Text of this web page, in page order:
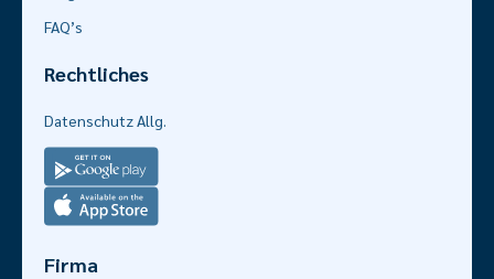
FAQ’s
Rechtliches
Datenschutz Allg.
Firma